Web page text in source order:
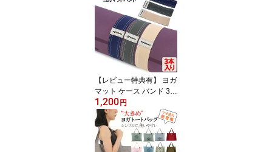
ズ ホットヨガ タオル ラ
グ ヨガマットタオル ホ
ットヨガマット 吸水速乾
ヨガ ピラティス マイク
ロファイバー
【レビュー特典有】 ヨガ
マット ケース バンド 3本
セット 3本組 おしゃれ シ
ンプル かわいい 持ち運
び ヨガ ピラティスホッ
トヨガ エクササイズ ヨ
ガ用 キャリーストラップ
1,200 円